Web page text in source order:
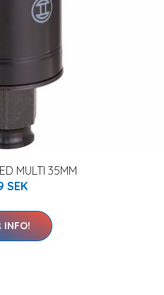
MULTI 35MM
SEK
INFO!